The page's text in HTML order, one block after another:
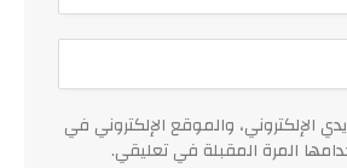
الإلكتروني، والموقع الإلكتروني في
المرة المقبلة في تعليقي.